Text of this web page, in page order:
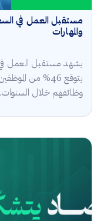
مستقبل العمل في
والمهارات
يشهد مستقبل العمل
يتوقع 46% من
وظائفهم خلال